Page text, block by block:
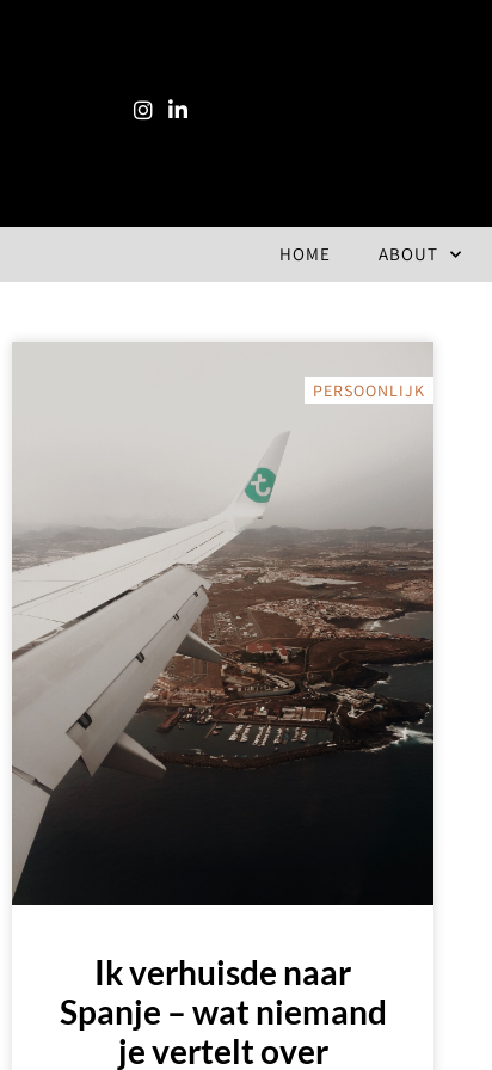
HOME ABOUT
PERSOONLIJK
Ik verhuisde naar
Spanje – wat niemand
je vertelt over